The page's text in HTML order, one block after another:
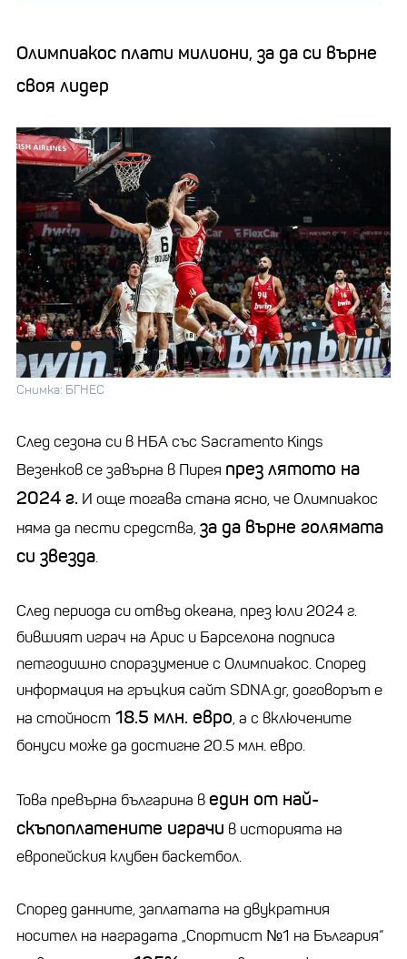
Олимпиакос плати милиони, за да си върне
своя лидер
Снимка: БГНЕС
След сезона си в НБА със Sacramento Kings
Везенков се завърна в Пирея през лятото на
2024 г. И още тогава стана ясно, че Олимпиакос
няма да пести средства, за да върне голямата
си звезда.
След периода си отвъд океана, през юли 2024 г.
бившият играч на Арис и Барселона подписа
петгодишно споразумение с Олимпиакос. Според
информация на гръцкия сайт SDNA.gr, договорът е
на стойност 18.5 млн. евро, а с включените
бонуси може да достигне 20.5 млн. евро.
Това превърна българина ведин от най-
скъпоплатените играчи в историята на
европейския клубен баскетбол.
Според данните, заплатата на двукратния
носител на наградата „Спортист №1 на България“